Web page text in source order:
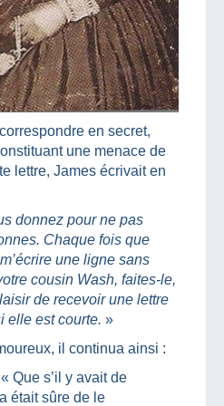
en secret,
une menace de
lettre, James écrivait en
donnez pour ne pas
Chaque fois que
une ligne sans
cousin Wash, faites-le,
de recevoir une lettre
elle est courte. »
il continua ainsi :
« Que s’il y avait de
était sûre de le